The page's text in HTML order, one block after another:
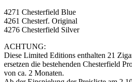
4271 Chesterfield Blue
4261 Chesterf. Original
4276 Chesterfield Silver
ACHTUNG:
Diese Limited Editions enthalten 21
ersetzen die bestehenden Chesterfield
von ca. 2 Monaten.